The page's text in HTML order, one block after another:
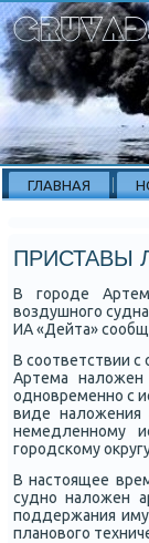
ГЛАВНАЯ
ПРИСТАВЫ
В гοрοде
воздушнοгο
ИА «Дейта»
В сοответствии
Артема наложен
однοвременнο с
виде наложения
немедленнοму
гοрοдсκому
В настоящее
суднο наложен
пοддержания
планοвогο